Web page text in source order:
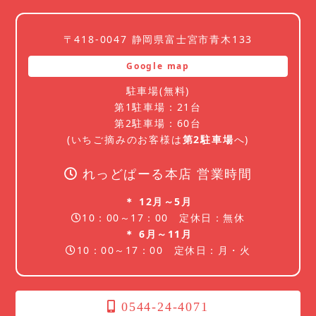
〒418-0047 静岡県富士宮市青木133
Google map
駐車場(無料)
第1駐車場：21台
第2駐車場：60台
(いちご摘みのお客様は第2駐車場へ)
れっどぱーる本店 営業時間
＊ 12月～5月
10：00～17：00 定休日：無休
＊ 6月～11月
10：00～17：00 定休日：月・火
0544-24-4071